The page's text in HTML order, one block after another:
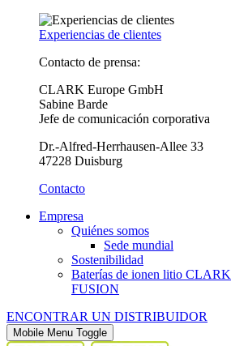
Experiencias de clientes
Contacto de prensa:
CLARK Europe GmbH
Sabine Barde
Jefe de comunicación corporativa
Dr.-Alfred-Herrhausen-Allee 33
47228 Duisburg
Contacto
Empresa
Quiénes somos
Sede mundial
Sostenibilidad
Baterías de ionen litio CLARK
FUSION
ENCONTRAR UN DISTRIBUIDOR
Mobile Menu Toggle